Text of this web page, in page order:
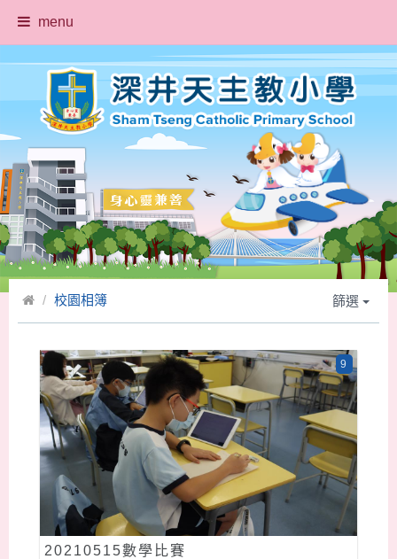
menu
校園相簿 篩選
20210515數學比賽
9